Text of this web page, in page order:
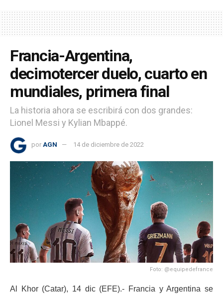
Francia-Argentina,
decimotercer duelo, cuarto en
mundiales, primera final
La historia ahora se escribirá con dos grandes:
Lionel Messi y Kylian Mbappé.
por AGN 14 de diciembre de 2022
Foto: @equipedefrance
Al Khor (Catar), 14 dic (EFE).- Francia y Argentina se